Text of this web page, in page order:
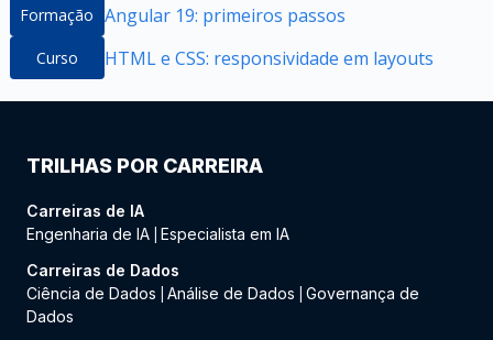
Formação Angular 19: primeiros passos
Curso HTML e CSS: responsividade em layouts
TRILHAS POR CARREIRA
Carreiras de IA
Engenharia de IA Especialista em IA
Carreiras de Dados
Ciência de Dados
Análise de Dados
Governança de
Dados